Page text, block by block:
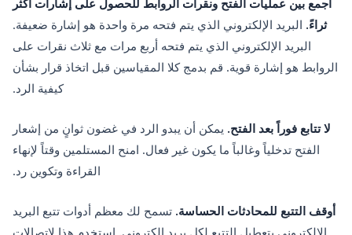
اجمع بين عمليات الفتح ونقرات الروابط للحصول على إشارات أكثر
ثراءً. البريد الإلكتروني الذي يتم فتحه مرة واحدة هو إشارة ضعيفة.
البريد الإلكتروني الذي يتم فتحه أربع مرات مع ثلاث نقرات على
الروابط هو إشارة قوية. قم بدمج كلا المقياسين قبل اتخاذ قرار بشأن
كيفية الرد.
لا تتابع فوراً بعد الفتح. يمكن أن يبدو الرد في غضون ثوانٍ من إشعار
الفتح تدخلياً وغالباً ما يكون غير فعال. امنح المستلمين وقتاً لإنهاء
القراءة وتكوين رد.
أوقف التتبع للمحادثات الحساسة. تسمح لك معظم أدوات تتبع البريد